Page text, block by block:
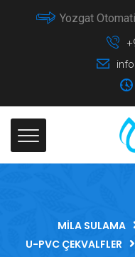
Yozgat
MILA SULAMA
U-PVC ÇEKVALFLER